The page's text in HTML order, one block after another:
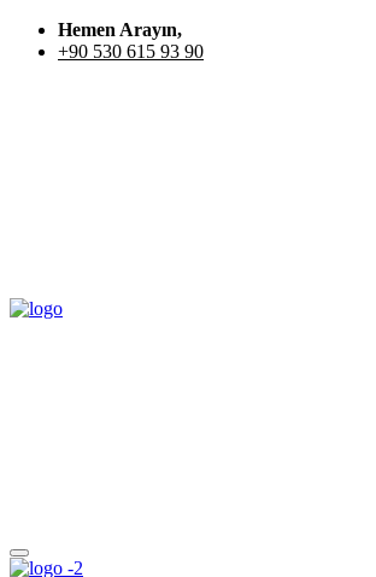
Hemen Arayın,
+90 530 615 93 90